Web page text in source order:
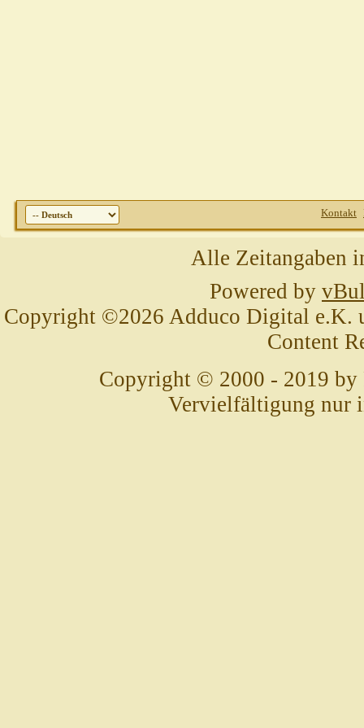
Kontakt
Alle Zeitangaben
Powered by
Copyright ©2026 Adduco Digital e.K.
Content
Copyright © 2000 - 2019 by
Vervielfältigung nur